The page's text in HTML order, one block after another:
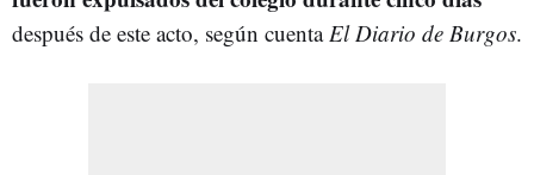
después de este acto, según cuentaEl Diario de Burgos.